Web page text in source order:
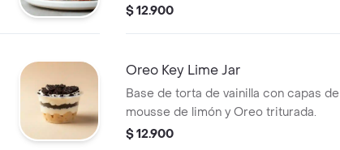
$ 12.900
Oreo Key Lime Jar
Base de torta de vainilla con capas de
mousse de limón y Oreo triturada.
$ 12.900